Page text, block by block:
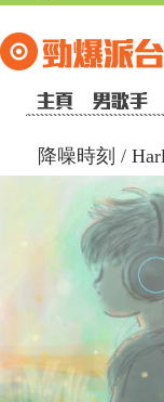
降噪時刻 /